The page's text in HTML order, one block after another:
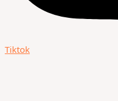
Tiktok